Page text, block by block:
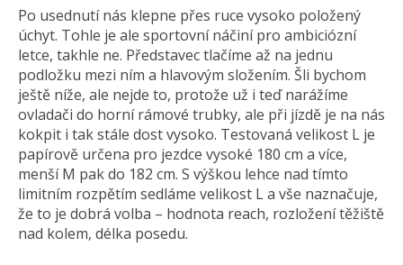
Po usednutí nás klepne přes ruce vysoko položený
úchyt. Tohle je ale sportovní náčiní pro ambiciózní
letce, takhle ne. Představec tlačíme až na jednu
podložku mezi ním a hlavovým složením. Šli bychom
ještě níže, ale nejde to, protože už i teď narážíme
ovladači do horní rámové trubky, ale při jízdě je na nás
kokpit i tak stále dost vysoko. Testovaná velikost L je
papírově určena pro jezdce vysoké 180 cm a více,
menší M pak do 182 cm. S výškou lehce nad tímto
limitním rozpětím sedláme velikost L a vše naznačuje,
že to je dobrá volba – hodnota reach, rozložení těžiště
nad kolem, délka posedu.